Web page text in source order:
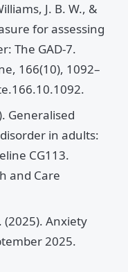
J. B. W., &
for assessing
The GAD-7.
166(10), 1092–
Generalised
in adults:
CG113.
and Care
Anxiety
2025.